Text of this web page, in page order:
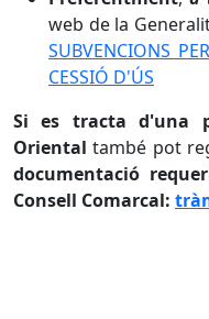
web de la
SUBVENCIONS
CESSIÓ D'ÚS
Si es tracta d'una
Orientaltambé pot
documentació
Consell Comarcal: